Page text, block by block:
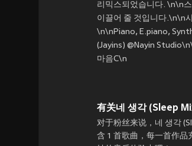
리믹스되었습니다. \n\n
이끌어 줄 것입니다.\n\n
\n\nPiano, E.piano,
(Jayins) @Nayin
마음C\n
有关네 생각 (Sleep
对于粉丝来说，네 생각
含 1 首歌曲，每一首作品